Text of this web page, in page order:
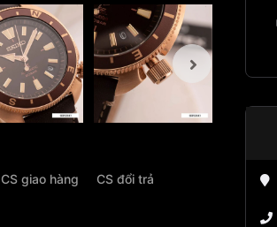
CS giao hàng CS đổi trả